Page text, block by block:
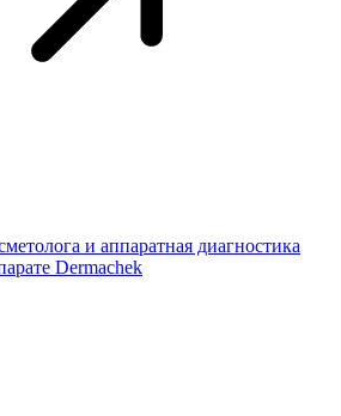
и аппаратная диагностика
Dermachek